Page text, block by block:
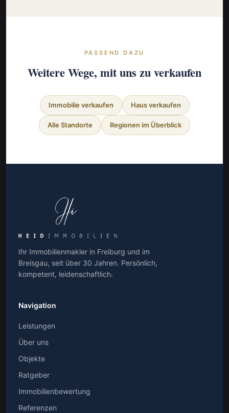
PASSEND DAZU
Weitere Wege, mit uns zu verkaufen
Immobilie verkaufen Haus verkaufen
Alle Standorte Regionen im Überblick
Ihr Immobilienmakler in Freiburg und im
Breisgau, seit über 30 Jahren. Persönlich,
kompetent, leidenschaftlich.
Navigation
Leistungen
Über uns
Objekte
Ratgeber
Immobilienbewertung
Referenzen